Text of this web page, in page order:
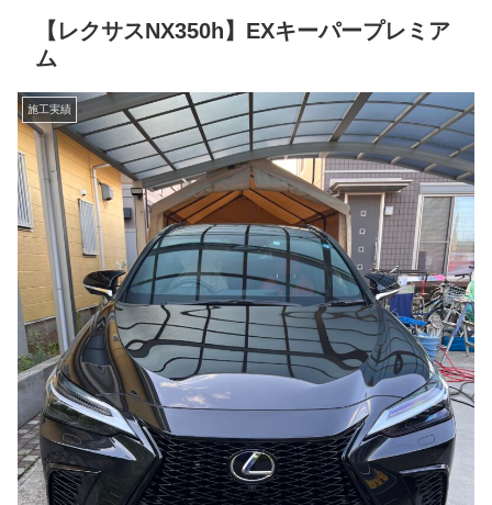
【レクサスNX350h】EXキーパープレミア
ム
施工実績